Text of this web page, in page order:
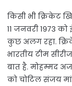
किसी भी क्रिकेट
11 जनवरी 1973
कुछ अलग रहा.
भारतीय टीम
बात है. मोहम्मद
को चोटिल संजय